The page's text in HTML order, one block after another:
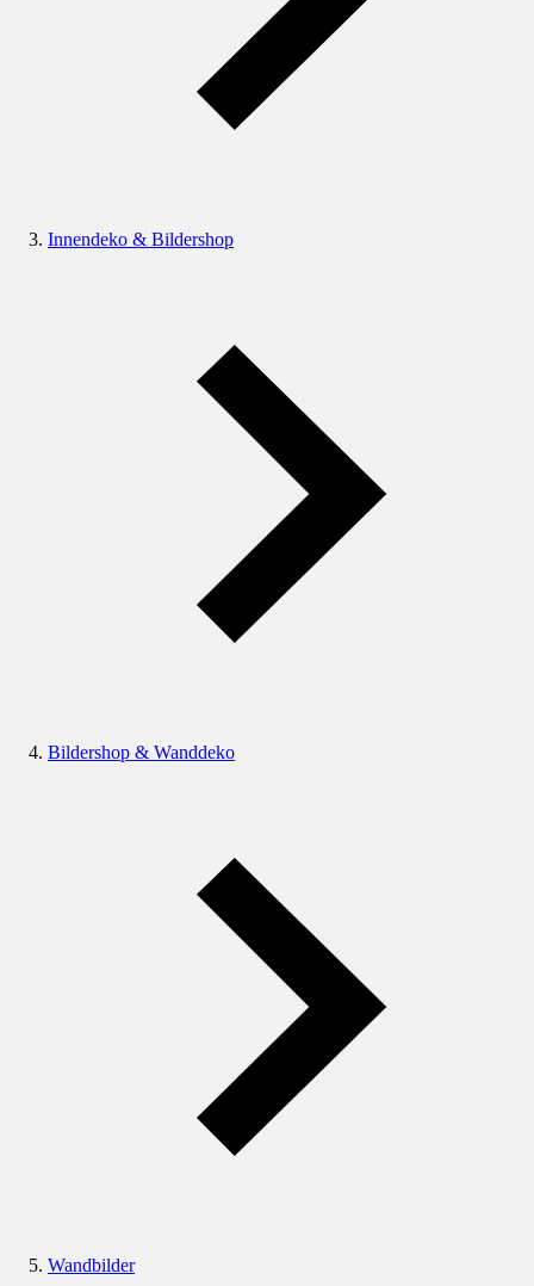
Innendeko & Bildershop
Bildershop & Wanddeko
Wandbilder